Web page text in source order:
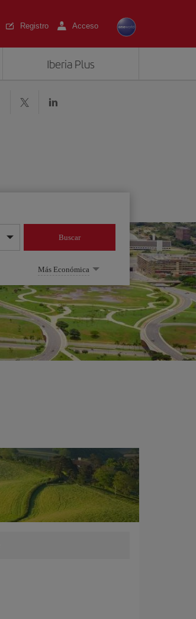
Registro Acceso
Iberia Plus
Buscar
Más Económica